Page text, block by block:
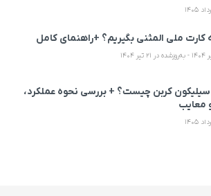
کارت ملی المثنی بگیریم؟ +راهنمای کامل
سیلیکون کربن چیست؟ + بررسی نحوه عملکرد،
و معایب